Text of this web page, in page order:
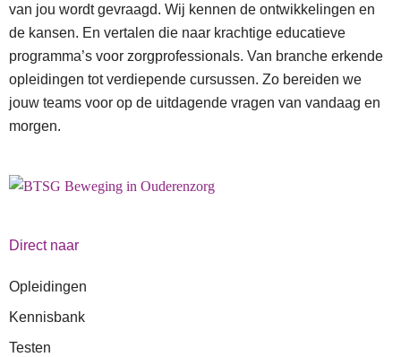
van jou wordt gevraagd. Wij kennen de ontwikkelingen en
de kansen. En vertalen die naar krachtige educatieve
programma’s voor zorgprofessionals. Van branche erkende
opleidingen tot verdiepende cursussen. Zo bereiden we
jouw teams voor op de uitdagende vragen van vandaag en
morgen.
Direct naar
Opleidingen
Kennisbank
Testen